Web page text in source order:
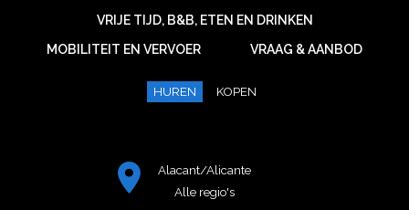
VRIJE TIJD, B&B, ETEN EN DRINKEN
MOBILITEIT EN VERVOER
VRAAG & AANBOD
HUREN KOPEN
Alacant/Alicante
Alle regio's